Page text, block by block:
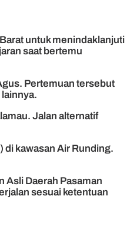
untuk menindaklanjuti
saat bertemu
Pertemuan tersebut
Jalan alternatif
di kawasan Air Runding.
Asli Daerah Pasaman
sesuai ketentuan